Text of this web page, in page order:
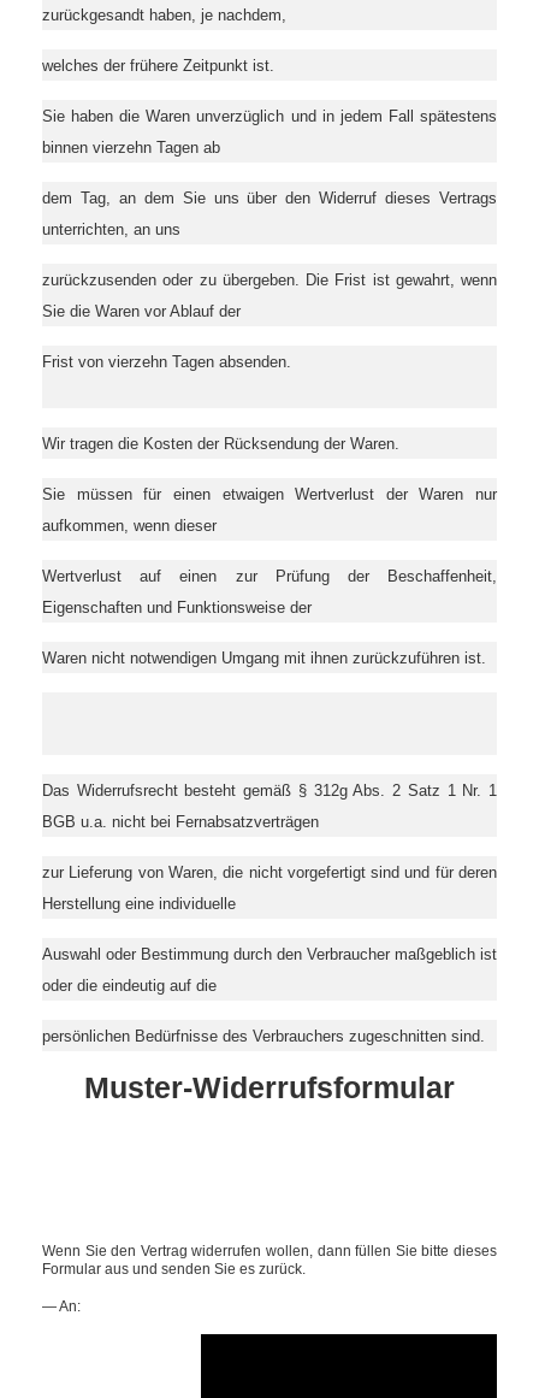
zurückgesandt haben, je nachdem,
welches der frühere Zeitpunkt ist.
Sie haben die Waren unverzüglich und in jedem Fall spätestens
binnen vierzehn Tagen ab
dem Tag, an dem Sie uns über den Widerruf dieses Vertrags
unterrichten, an uns
zurückzusenden oder zu übergeben. Die Frist ist gewahrt, wenn
Sie die Waren vor Ablauf der
Frist von vierzehn Tagen absenden.
Wir tragen die Kosten der Rücksendung der Waren.
Sie müssen für einen etwaigen Wertverlust der Waren nur
aufkommen, wenn dieser
Wertverlust auf einen zur Prüfung der Beschaffenheit,
Eigenschaften und Funktionsweise der
Waren nicht notwendigen Umgang mit ihnen zurückzuführen ist.
Das Widerrufsrecht besteht gemäß § 312g Abs. 2 Satz 1 Nr. 1
BGB u.a. nicht bei Fernabsatzverträgen
zur Lieferung von Waren, die nicht vorgefertigt sind und für deren
Herstellung eine individuelle
Auswahl oder Bestimmung durch den Verbraucher maßgeblich ist
oder die eindeutig auf die
persönlichen Bedürfnisse des Verbrauchers zugeschnitten sind.
Muster-Widerrufsformular
Wenn Sie den Vertrag widerrufen wollen, dann füllen Sie bitte dieses
Formular aus und senden Sie es zurück.
— An: